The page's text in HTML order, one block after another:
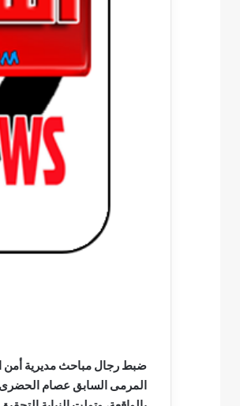
ضبط رجال مباحث مديرية أمن
المرمى السابق عصام